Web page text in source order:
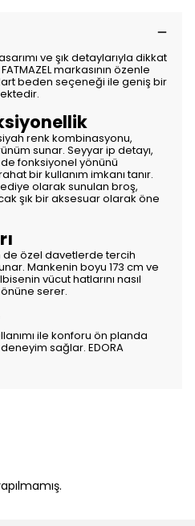
ve şık detaylarıyla dikkat
markasının özenle
beden seçeneği ile geniş bir
renk kombinasyonu,
sunar. Seyyar ip detayı,
fonksiyonel yönünü
bir kullanım imkanı tanır.
olarak sunulan broş,
şık bir aksesuar olarak öne
de özel davetlerde tercih
Mankenin boyu 173 cm ve
vücut hatlarını nasıl
önüne serer.
ile konforu ön planda
sağlar. EDORA